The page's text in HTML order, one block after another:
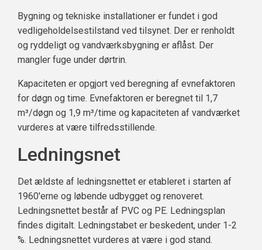
Bygning og tekniske installationer er fundet i god
vedligeholdelsestilstand ved tilsynet. Der er renholdt
og ryddeligt og vandværksbygning er aflåst. Der
mangler fuge under dørtrin.
Kapaciteten er opgjort ved beregning af evnefaktoren
for døgn og time. Evnefaktoren er beregnet til 1,7
m³/døgn og 1,9 m³/time og kapaciteten af vandværket
vurderes at være tilfredsstillende.
Ledningsnet
Det ældste af ledningsnettet er etableret i starten af
1960'erne og løbende udbygget og renoveret.
Ledningsnettet består af PVC og PE. Ledningsplan
findes digitalt. Ledningstabet er beskedent, under 1-2
%. Ledningsnettet vurderes at være i god stand.